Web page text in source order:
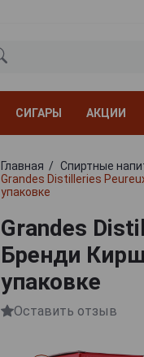
СИГАРЫ АКЦИИ
Главная Спиртные
Grandes Distilleries
упаковке
Grandes
Бренди
упаковке
Оставить отзыв